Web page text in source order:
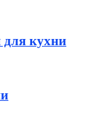
для кухни